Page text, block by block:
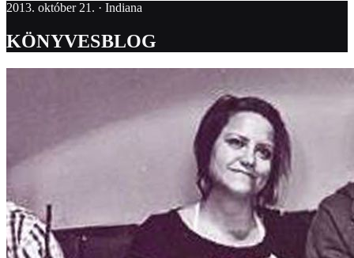
2013. október 21. · Indiana
KÖNYVESBLOG